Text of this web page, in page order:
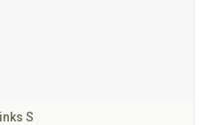
S